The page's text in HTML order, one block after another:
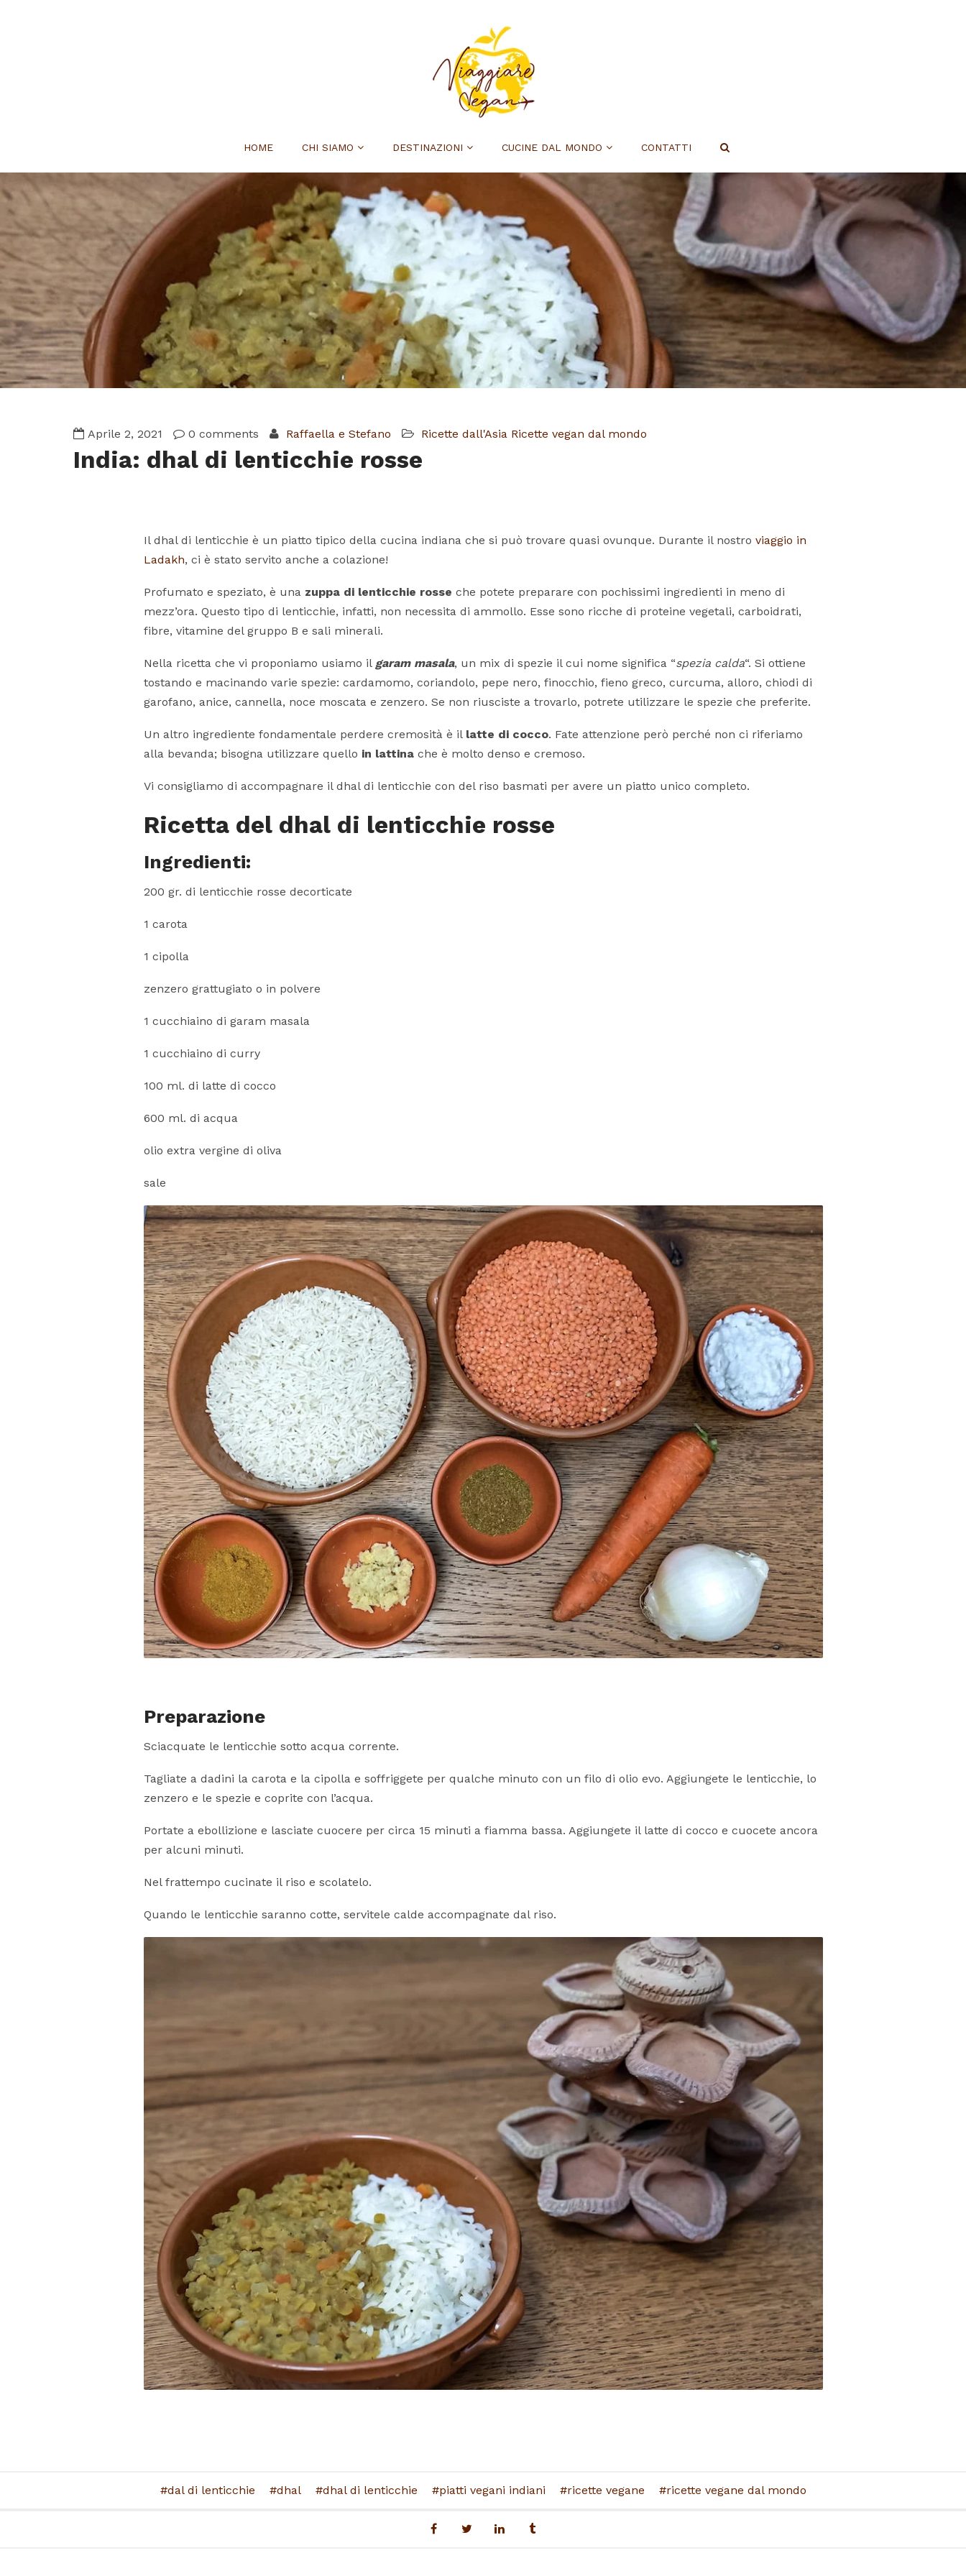
HOME CHI SIAMO DESTINAZIONI CUCINE DAL MONDO CONTATTI
Aprile 2, 2021 0 comments Raffaella e Stefano Ricette dall'Asia Ricette vegan dal mondo
India: dhal di lenticchie rosse
Il dhal di lenticchie è un piatto tipico della cucina indiana che si può trovare quasi ovunque. Durante il nostro viaggio in
Ladakh, ci è stato servito anche a colazione!
Profumato e speziato, è una zuppa di lenticchie rosse che potete preparare con pochissimi ingredienti in meno di
mezz’ora. Questo tipo di lenticchie, infatti, non necessita di ammollo. Esse sono ricche di proteine vegetali, carboidrati,
fibre, vitamine del gruppo B e sali minerali.
Nella ricetta che vi proponiamo usiamo il garam masala, un mix di spezie il cui nome significa “spezia calda“. Si ottiene
tostando e macinando varie spezie: cardamomo, coriandolo, pepe nero, finocchio, fieno greco, curcuma, alloro, chiodi di
garofano, anice, cannella, noce moscata e zenzero. Se non riusciste a trovarlo, potrete utilizzare le spezie che preferite.
Un altro ingrediente fondamentale perdere cremosità è il latte di cocco. Fate attenzione però perché non ci riferiamo
alla bevanda; bisogna utilizzare quello in lattinache è molto denso e cremoso.
Vi consigliamo di accompagnare il dhal di lenticchie con del riso basmati per avere un piatto unico completo.
Ricetta del dhal di lenticchie rosse
Ingredienti:
200 gr. di lenticchie rosse decorticate
1 carota
1 cipolla
zenzero grattugiato o in polvere
1 cucchiaino di garam masala
1 cucchiaino di curry
100 ml. di latte di cocco
600 ml. di acqua
olio extra vergine di oliva
sale
Preparazione
Sciacquate le lenticchie sotto acqua corrente.
Tagliate a dadini la carota e la cipolla e soffriggete per qualche minuto con un filo di olio evo. Aggiungete le lenticchie, lo
zenzero e le spezie e coprite con l’acqua.
Portate a ebollizione e lasciate cuocere per circa 15 minuti a fiamma bassa. Aggiungete il latte di cocco e cuocete ancora
per alcuni minuti.
Nel frattempo cucinate il riso e scolatelo.
Quando le lenticchie saranno cotte, servitele calde accompagnate dal riso.
dal di lenticchie dhal dhal di lenticchie piatti vegani indiani ricette vegane ricette vegane dal mondo